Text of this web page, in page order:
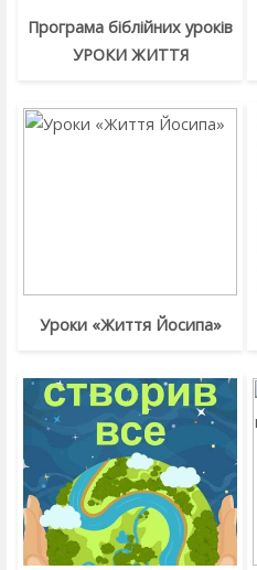
Програма біблійних уроків
УРОКИ ЖИТТЯ
Уроки «Життя Йосипа»